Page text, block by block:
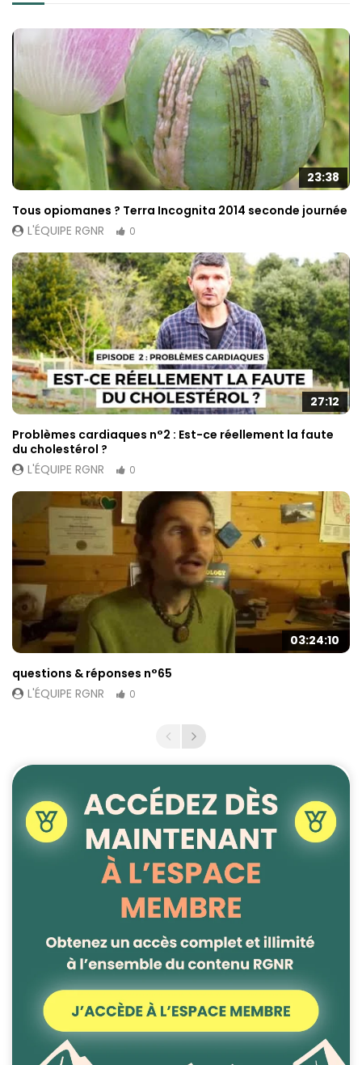
23:38
Tous opiomanes ? Terra Incognita 2014 seconde journée
L'ÉQUIPE RGNR
0
27:12
Problèmes cardiaques n°2 : Est-ce réellement la faute
du cholestérol ?
L'ÉQUIPE RGNR
0
03:24:10
questions & réponses n°65
L'ÉQUIPE RGNR
0